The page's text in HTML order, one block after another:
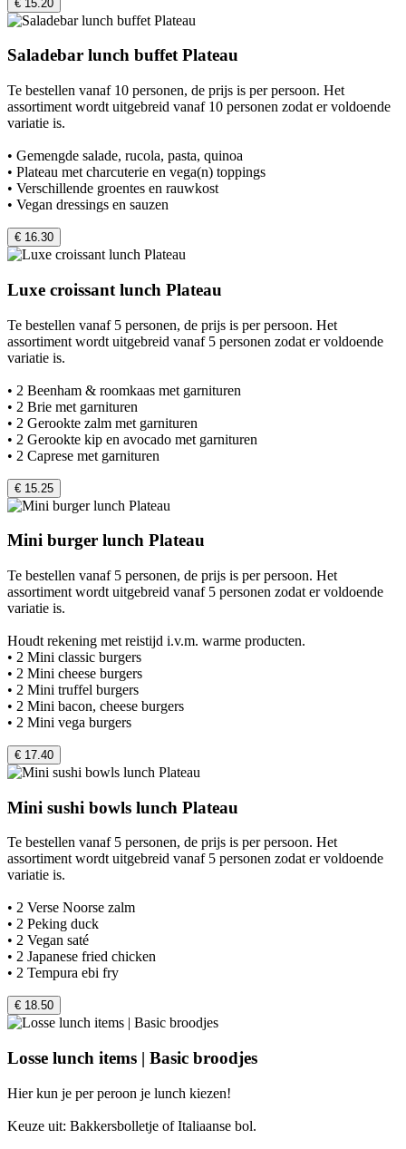
€ 15.20
Saladebar lunch buffet Plateau
Te bestellen vanaf 10 personen, de prijs is per persoon. Het
assortiment wordt uitgebreid vanaf 10 personen zodat er voldoende
variatie is.
• Gemengde salade, rucola, pasta, quinoa
• Plateau met charcuterie en vega(n) toppings
• Verschillende groentes en rauwkost
• Vegan dressings en sauzen
€ 16.30
Luxe croissant lunch Plateau
Te bestellen vanaf 5 personen, de prijs is per persoon. Het
assortiment wordt uitgebreid vanaf 5 personen zodat er voldoende
variatie is.
• 2 Beenham & roomkaas met garnituren
• 2 Brie met garnituren
• 2 Gerookte zalm met garnituren
• 2 Gerookte kip en avocado met garnituren
• 2 Caprese met garnituren
€ 15.25
Mini burger lunch Plateau
Te bestellen vanaf 5 personen, de prijs is per persoon. Het
assortiment wordt uitgebreid vanaf 5 personen zodat er voldoende
variatie is.
Houdt rekening met reistijd i.v.m. warme producten.
• 2 Mini classic burgers
• 2 Mini cheese burgers
• 2 Mini truffel burgers
• 2 Mini bacon, cheese burgers
• 2 Mini vega burgers
€ 17.40
Mini sushi bowls lunch Plateau
Te bestellen vanaf 5 personen, de prijs is per persoon. Het
assortiment wordt uitgebreid vanaf 5 personen zodat er voldoende
variatie is.
• 2 Verse Noorse zalm
• 2 Peking duck
• 2 Vegan saté
• 2 Japanese fried chicken
• 2 Tempura ebi fry
€ 18.50
Losse lunch items | Basic broodjes
Hier kun je per peroon je lunch kiezen!
Keuze uit: Bakkersbolletje of Italiaanse bol.